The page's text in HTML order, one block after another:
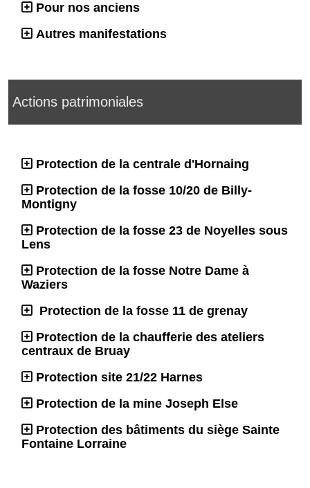
Pour nos anciens
Autres manifestations
Actions patrimoniales
Protection de la centrale d'Hornaing
Protection de la fosse 10/20 de Billy-
Montigny
Protection de la fosse 23 de Noyelles sous
Lens
Protection de la fosse Notre Dame à
Waziers
Protection de la fosse 11 de grenay
Protection de la chaufferie des ateliers
centraux de Bruay
Protection site 21/22 Harnes
Protection de la mine Joseph Else
Protection des bâtiments du siège Sainte
Fontaine Lorraine